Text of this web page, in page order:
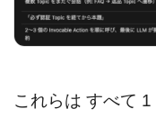
これらは すべて